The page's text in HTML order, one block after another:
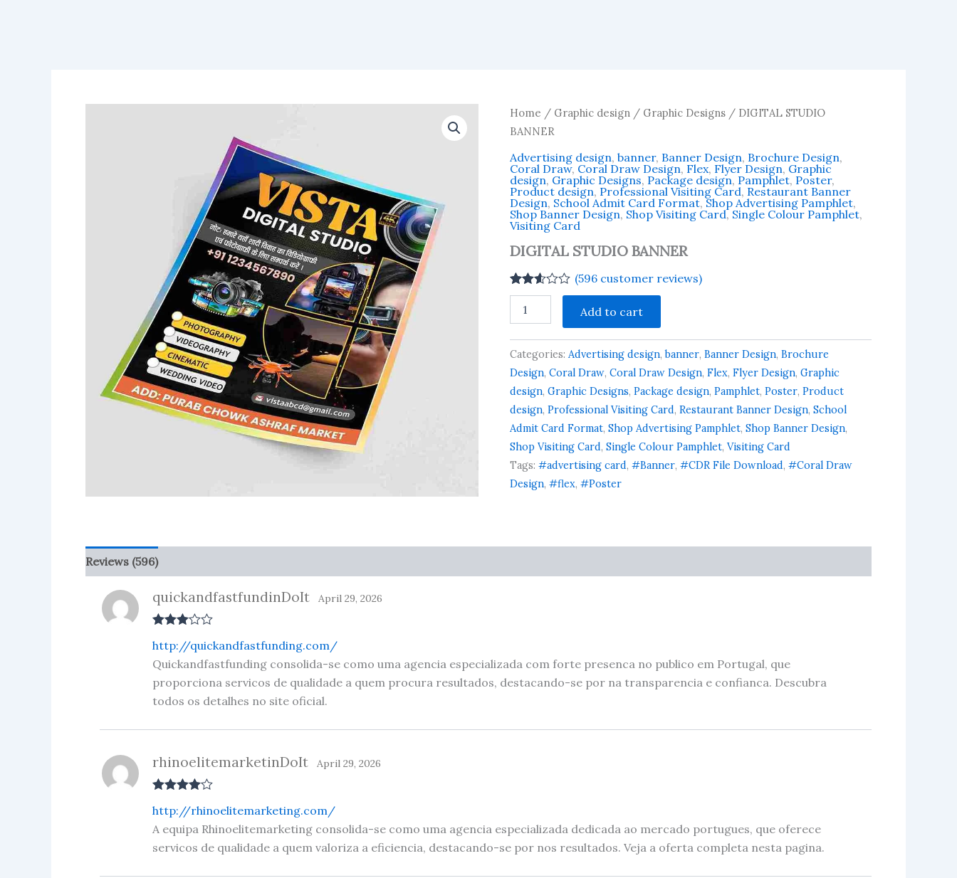
Home / Graphic design / Graphic Designs / DIGITAL STUDIO
BANNER
Advertising design,banner, Banner Design, Brochure Design,
Coral Draw, Coral Draw Design, Flex, Flyer Design, Graphic
design, Graphic Designs, Package design, Pamphlet, Poster,
Product design, Professional Visiting Card, Restaurant Banner
Design, School Admit Card Format,Shop Advertising Pamphlet,
Shop Banner Design, Shop Visiting Card, Single Colour Pamphlet,
Visiting Card
DIGITAL STUDIO BANNER
Rated
2.56
based
on
533
customer
ratings
(596customer reviews)
STUDIO
quantity
Add to cart
Categories:Advertising design,banner,Banner Design,Brochure
Design,Coral Draw,Coral Draw Design,Flex,Flyer Design,Graphic
design,Graphic Designs,Package design,Pamphlet,Poster,Product
design,Professional Visiting Card,Restaurant Banner Design,School
Admit Card Format,Shop Advertising Pamphlet,Shop Banner Design,
Shop Visiting Card,Single Colour Pamphlet,Visiting Card
Tags:#advertising card,#Banner,#CDR File Download,#Coral Draw
Design,#flex,#Poster
Reviews (596)
out of 5
quickandfastfundinDoIt April 29, 2026
http://quickandfastfunding.com/
Quickandfastfunding consolida-se como uma agencia especializada com forte presenca no publico em Portugal, que
proporciona servicos de qualidade a quem procura resultados, destacando-se por na transparencia e confianca. Descubra
todos os detalhes no site oficial.
out of 5
rhinoelitemarketinDoIt April 29, 2026
http://rhinoelitemarketing.com/
A equipa Rhinoelitemarketing consolida-se como uma agencia especializada dedicada ao mercado portugues, que oferece
servicos de qualidade a quem valoriza a eficiencia, destacando-se por nos resultados. Veja a oferta completa nesta pagina.